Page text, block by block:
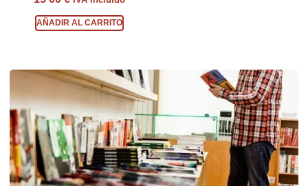
AÑADIR AL CARRITO